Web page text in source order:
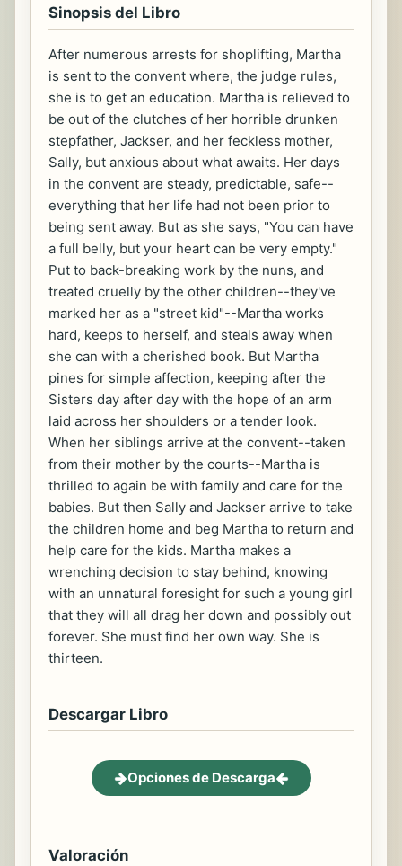
Sinopsis del Libro
After numerous arrests for shoplifting, Martha
is sent to the convent where, the judge rules,
she is to get an education. Martha is relieved to
be out of the clutches of her horrible drunken
stepfather, Jackser, and her feckless mother,
Sally, but anxious about what awaits. Her days
in the convent are steady, predictable, safe--
everything that her life had not been prior to
being sent away. But as she says, "You can have
a full belly, but your heart can be very empty."
Put to back-breaking work by the nuns, and
treated cruelly by the other children--they've
marked her as a "street kid"--Martha works
hard, keeps to herself, and steals away when
she can with a cherished book. But Martha
pines for simple affection, keeping after the
Sisters day after day with the hope of an arm
laid across her shoulders or a tender look.
When her siblings arrive at the convent--taken
from their mother by the courts--Martha is
thrilled to again be with family and care for the
babies. But then Sally and Jackser arrive to take
the children home and beg Martha to return and
help care for the kids. Martha makes a
wrenching decision to stay behind, knowing
with an unnatural foresight for such a young girl
that they will all drag her down and possibly out
forever. She must find her own way. She is
thirteen.
Descargar Libro
Opciones de Descarga
Valoración